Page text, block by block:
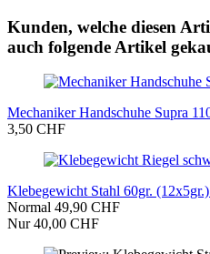
Kunden, welche diesen
auch folgende Artikel
Mechaniker Handschuhe Supra
3,50 CHF
Klebegewicht Stahl 60gr.
Normal 49,90 CHF
Nur 40,00 CHF